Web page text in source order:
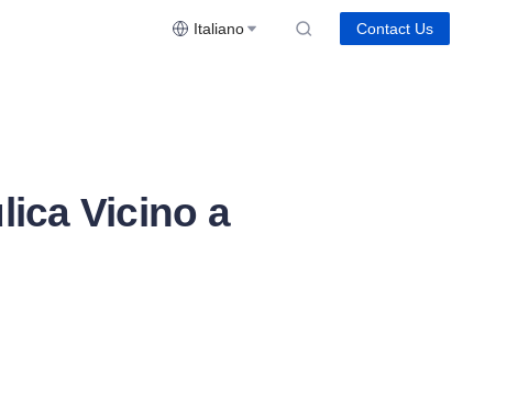
Italiano Contact Us
Vicino a